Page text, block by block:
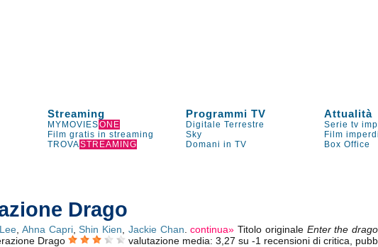
Streaming Programmi TV Attualità
MYMOVIESONE Digitale Terrestre Serie tv
Film gratis in streaming Sky Film
TROVASTREAMING Domani in TV Box Office
Drago
Ahna Capri,Shin Kien Jackie Chan .continua» Titolo originale Enter the
Drago valutazione media: 3,27 su -1 recensioni di critica,